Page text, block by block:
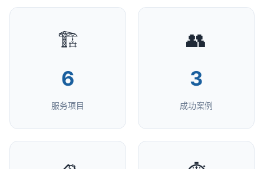
🏗️
6
服务项目
👥
3
成功案例